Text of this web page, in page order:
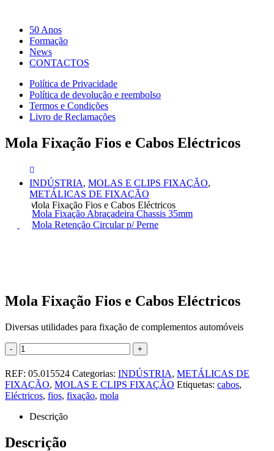
50 Anos
Formação
News
CONTACTOS
Política de Privacidade
Política de devolução e reembolso
Termos e Condições
Livro de Reclamações
Mola Fixação Fios e Cabos Eléctricos
INDÚSTRIA, MOLAS E CLIPS FIXAÇÃO,
METÁLICAS DE FIXAÇÃO
Mola Fixação Fios e Cabos Eléctricos
Mola Fixação Abraçadeira Chassis 35mm
Mola Retenção Circular p/ Perne
Mola Fixação Fios e Cabos Eléctricos
Diversas utilidades para fixação de complementos automóveis
- +
REF: 05.015524 Categorias: INDÚSTRIA, METÁLICAS DE
FIXAÇÃO, MOLAS E CLIPS FIXAÇÃO Etiquetas: cabos,
Eléctricos, fios, fixação, mola
Descrição
Descrição